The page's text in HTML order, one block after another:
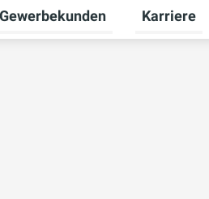
Energien umschalten
für Privatkunden
Gewerbekunden Karriere